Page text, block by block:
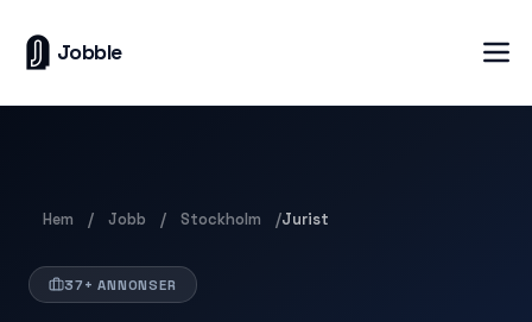
Jobble
Hem / Jobb / Stockholm /Jurist
37+ ANNONSER